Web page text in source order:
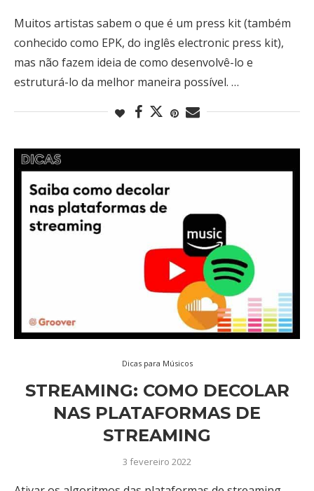
Muitos artistas sabem o que é um press kit (também
conhecido como EPK, do inglês electronic press kit),
mas não fazem ideia de como desenvolvê-lo e
estruturá-lo da melhor maneira possível. …
Dicas para Músicos
STREAMING: COMO DECOLAR
NAS PLATAFORMAS DE
STREAMING
3 fevereiro 2022